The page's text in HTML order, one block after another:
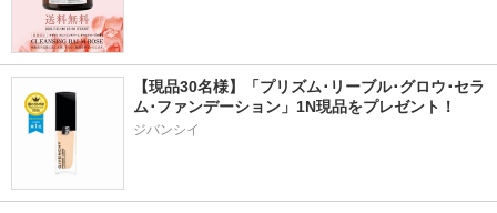
【現品30名様】「プリズム･リーブル･グロウ･セラ
ジバンシイ